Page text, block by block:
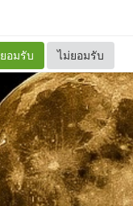
ยอมรับ ไม่ยอมรับ